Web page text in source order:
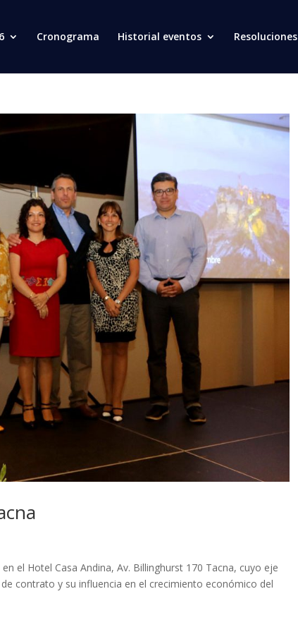
Cronograma Historial eventos Resoluciones
el Hotel Casa Andina, Av. Billinghurst 170 Tacna, cuyo eje
contrato y su influencia en el crecimiento económico del